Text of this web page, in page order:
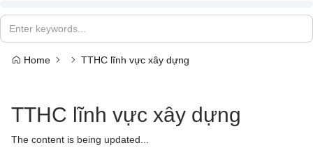
Home TTHC lĩnh vực xây dựng
TTHC lĩnh vực xây dựng
The content is being updated...